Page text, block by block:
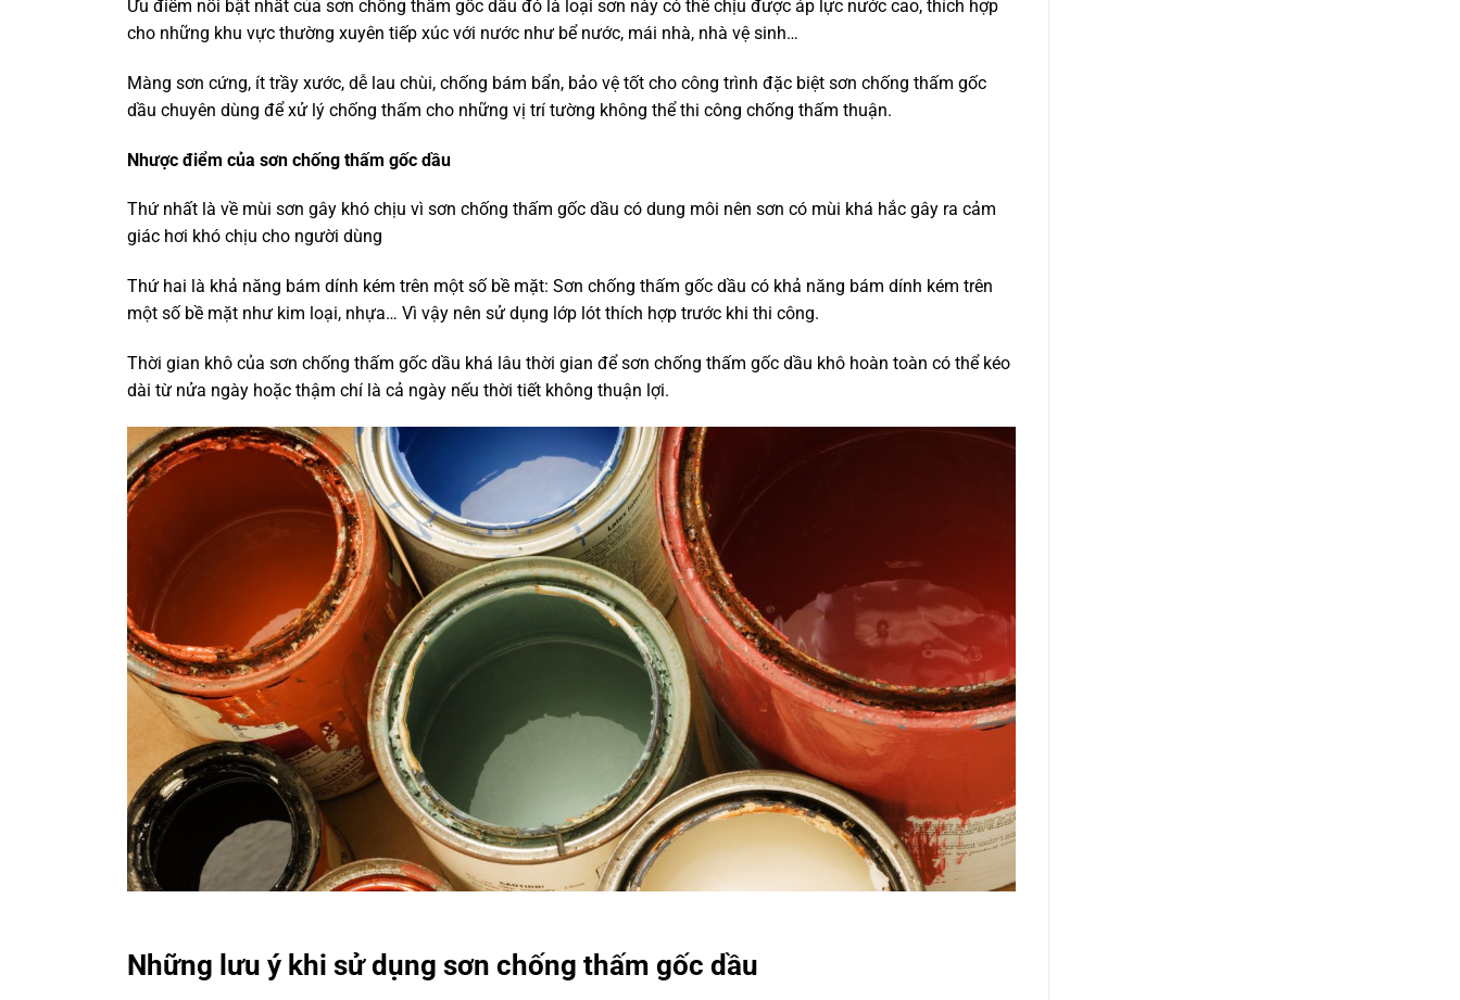
Ưu điểm nổi bật nhất của sơn chống thấm gốc dầu đó là loại sơn này có thể chịu được áp lực nước cao, thích hợp
cho những khu vực thường xuyên tiếp xúc với nước như bể nước, mái nhà, nhà vệ sinh…
Màng sơn cứng, ít trầy xước, dễ lau chùi, chống bám bẩn, bảo vệ tốt cho công trình đặc biệt sơn chống thấm gốc
dầu chuyên dùng để xử lý chống thấm cho những vị trí tường không thể thi công chống thấm thuận.
Nhược điểm của sơn chống thấm gốc dầu
Thứ nhất là về mùi sơn gây khó chịu vì sơn chống thấm gốc dầu có dung môi nên sơn có mùi khá hắc gây ra cảm
giác hơi khó chịu cho người dùng
Thứ hai là khả năng bám dính kém trên một số bề mặt: Sơn chống thấm gốc dầu có khả năng bám dính kém trên
một số bề mặt như kim loại, nhựa… Vì vậy nên sử dụng lớp lót thích hợp trước khi thi công.
Thời gian khô của sơn chống thấm gốc dầu khá lâu thời gian để sơn chống thấm gốc dầu khô hoàn toàn có thể kéo
dài từ nửa ngày hoặc thậm chí là cả ngày nếu thời tiết không thuận lợi.
Những lưu ý khi sử dụng sơn chống thấm gốc dầu